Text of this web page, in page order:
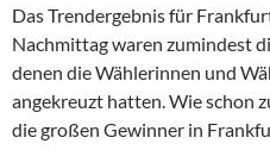
Das Trendergebnis für
Nachmittag waren zumindest
denen die Wählerinnen und
angekreuzt hatten. Wie schon
die großen Gewinner in